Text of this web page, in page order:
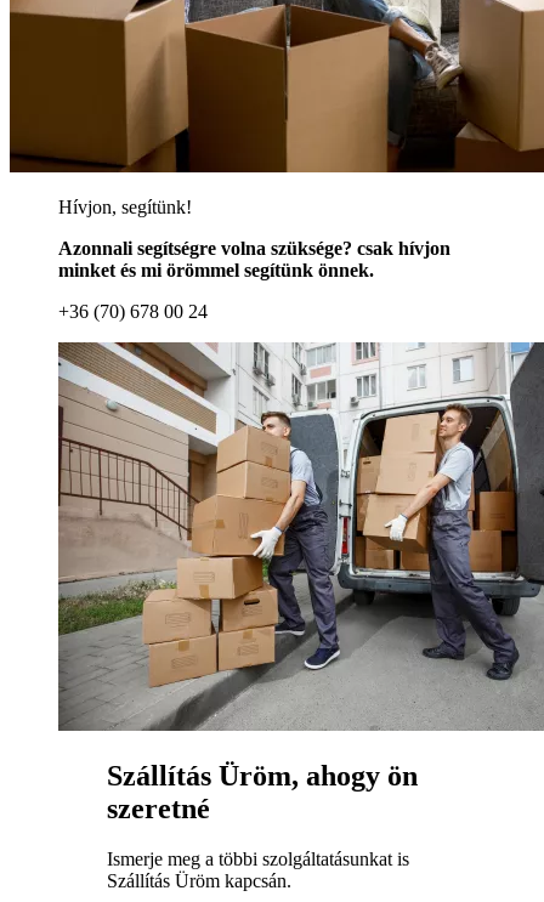
Hívjon, segítünk!
Azonnali segítségre volna szüksége? csak hívjon
minket és mi örömmel segítünk önnek.
+36 (70) 678 00 24
Szállítás Üröm, ahogy ön
szeretné
Ismerje meg a többi szolgáltatásunkat is
Szállítás Üröm kapcsán.